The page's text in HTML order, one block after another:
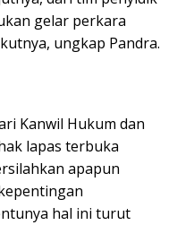
gelar perkara
ungkap Pandra.
Kanwil Hukum dan
lapas terbuka
apapun
hal ini turut